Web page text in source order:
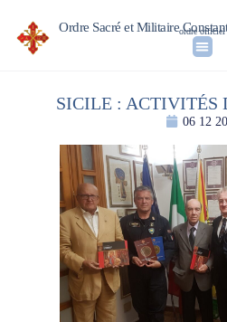
Ordre Sacré et Militaireordre officiel
SICILE : ACTIVITÉS
06 12